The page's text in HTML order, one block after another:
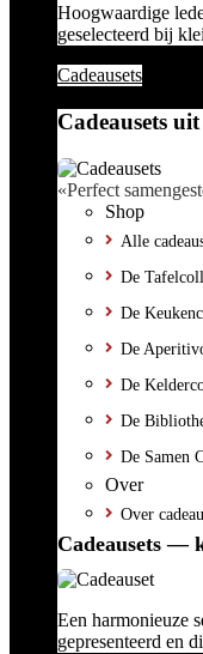
Hoogwaardige
geselecteerd bij
Cadeausets
Cadeausets
«Perfect
Shop
Alle
De
De
De
De
De
De Samen
Over
Over
Cadeausets —
Een harmonieuze
gepresenteerd en